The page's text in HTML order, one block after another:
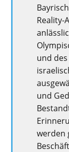
Reality-
und des
und
werden